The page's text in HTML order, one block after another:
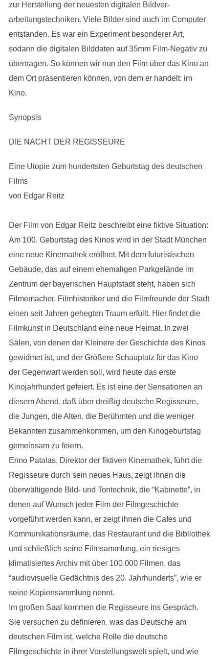
zur Herstellung der neuesten digitalen Bildver­
arbeitungstechniken. Viele Bilder sind auch im Computer
entstanden. Es war ein Experiment besonderer Art,
sodann die digitalen Bilddaten auf 35mm Film-Negativ zu
übertragen. So können wir nun den Film über das Kino an
dem Ort präsentieren können, von dem er handelt: im
Kino.
Synopsis
DIE NACHT DER REGISSEURE
Eine Utopie zum hundertsten Geburtstag des deutschen
Films
von Edgar Reitz
Der Film von Edgar Reitz beschreibt eine fiktive Situation:
Am 100. Geburtstag des Kinos wird in der Stadt München
eine neue Kinemathek eröffnet. Mit dem futuristischen
Gebäude, das auf einem ehemaligen Parkgelände im
Zentrum der bayerischen Hauptstadt steht, haben sich
Filmemacher, Filmhistoriker und die Filmfreunde der Stadt
einen seit Jahren gehegten Traum erfüllt. Hier findet die
Filmkunst in Deutschland eine neue Heimat. In zwei
Sälen, von denen der Kleinere der Geschichte des Kinos
gewidmet ist, und der Größere Schauplatz für das Kino
der Gegenwart werden soll, wird heute das erste
Kinojahrhundert gefeiert. Es ist eine der Sensationen an
diesem Abend, daß über dreißig deutsche Regisseure,
die Jungen, die Alten, die Berühmten und die weniger
Bekannten zusammenkommen, um den Kinogeburtstag
gemeinsam zu feiern.
Enno Patalas, Direktor der fiktiven Kinemathek, führt die
Regisseure durch sein neues Haus, zeigt ihnen die
überwältigende Bild- und Tontechnik, die “Kabinette”, in
denen auf Wunsch jeder Film der Filmgeschichte
vorgeführt werden kann, er zeigt ihnen die Cafes und
Kommunikationsräume, das Restaurant und die Bibliothek
und schließlich seine Film­sammlung, ein riesiges
klimatisiertes Archiv mit über 100.000 Filmen, das
“audiovisuelle Gedächtnis des 20. Jahrhunderts”, wie er
seine Kopiensammlung nennt.
Im großen Saal kommen die Regisseure ins Gespräch.
Sie versuchen zu definieren, was das Deutsche am
deutschen Film ist, welche Rolle die deutsche
Filmgeschichte in ihrer Vorstellungswelt spielt, und wie